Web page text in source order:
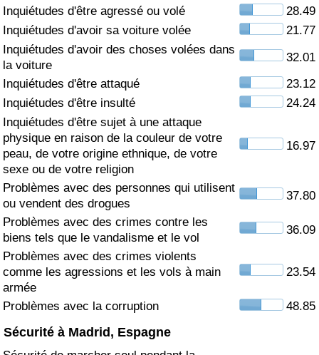
Inquiétudes d'être agressé ou volé
28.49
Inquiétudes d'avoir sa voiture volée
21.77
Inquiétudes d'avoir des choses volées dans
la voiture
32.01
Inquiétudes d'être attaqué
23.12
Inquiétudes d'être insulté
24.24
Inquiétudes d'être sujet à une attaque
physique en raison de la couleur de votre
peau, de votre origine ethnique, de votre
sexe ou de votre religion
16.97
Problèmes avec des personnes qui utilisent
ou vendent des drogues
37.80
Problèmes avec des crimes contre les
biens tels que le vandalisme et le vol
36.09
Problèmes avec des crimes violents
comme les agressions et les vols à main
armée
23.54
Problèmes avec la corruption 48.85
Sécurité à Madrid, Espagne
Soins de santé
Indice des soins de santé (Actuel)
Indice des soins de santé
Indice des soins de santé par Pays
Pollution
Indice de Pollution (Actuel)
Indice de pollution
Indice de Pollution par Pays
Trafic
Indice de Trafic